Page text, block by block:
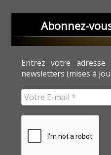
Abonnez-
Entrez votre
newsletters (mises à